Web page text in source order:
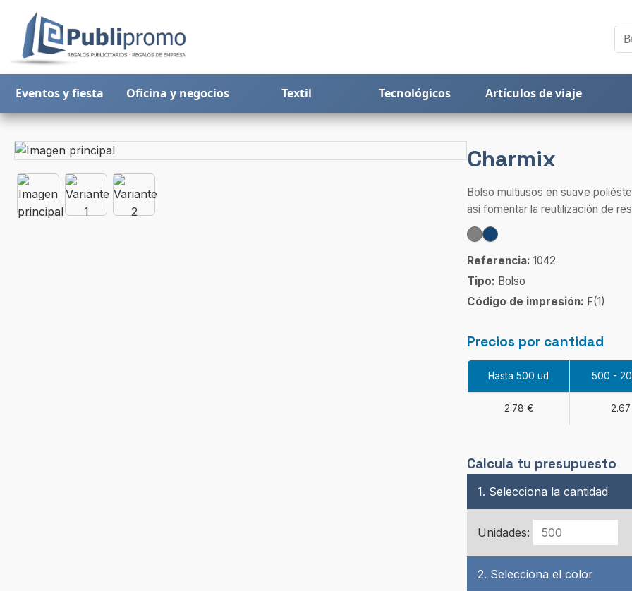
Eventos y fiesta Oficina y negocios Textil Tecnológicos Artículos de viaje
Charmix
Bolso multiusos en suave
así fomentar la reutilización de
Referencia: 1042
Tipo: Bolso
Código de impresión: F(1)
Precios por cantidad
Hasta 500 ud 500 -
2.78 €
Calcula tu presupuesto
1. Selecciona la cantidad
Unidades:
2. Selecciona el color